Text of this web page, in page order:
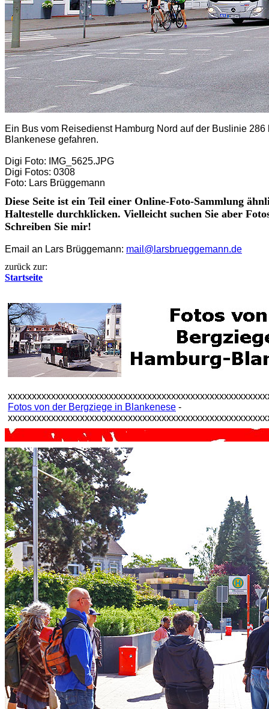
Ein Bus vom Reisedienst Hamburg Nord auf der Buslinie
Blankenese gefahren.
Digi Foto: IMG_5625.JPG
Digi Fotos: 0308
Foto: Lars Brüggemann
Diese Seite ist ein Teil einer Online-Foto-Sammlung
Haltestelle durchklicken. Vielleicht suchen Sie aber
Schreiben Sie mir!
Email an Lars Brüggemann: mail@larsbrueggemann.de
zurück zur:
Startseite
Fotos von der Bergziege in Blankenese -